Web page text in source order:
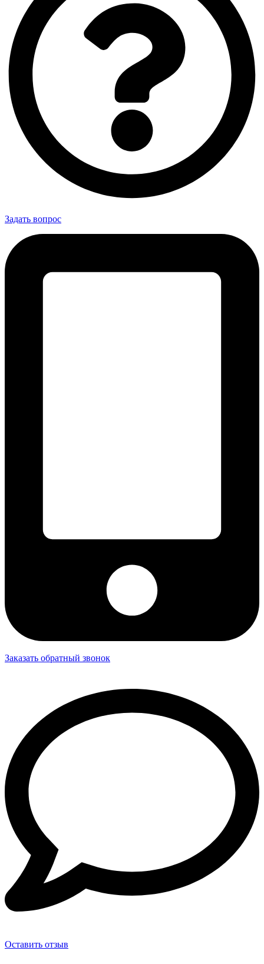
Задать вопрос
Заказать обратный звонок
Оставить отзыв